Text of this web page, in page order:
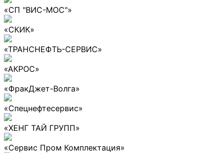
«СП "ВИС-МОС"»
«СКИК»
«ТРАНСНЕФТЬ-СЕРВИС»
«АКРОС»
«ФракДжет-Волга»
«Спецнефтесервис»
«ХЕНГ ТАЙ ГРУПП»
«Сервис Пром Комплектация»